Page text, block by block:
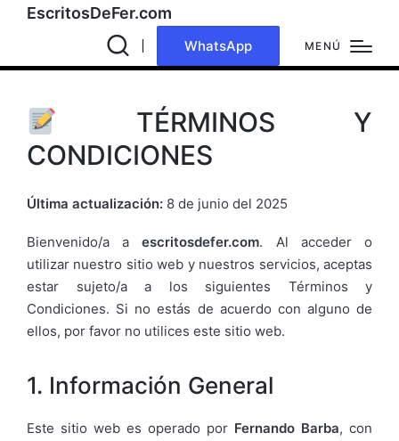
EscritosDeFer.com
WhatsApp MENÚ
TÉRMINOS Y
CONDICIONES
Última actualización: 8 de junio del 2025
Bienvenido/a aescritosdefer.com. Al acceder o
utilizar nuestro sitio web y nuestros servicios, aceptas
estar sujeto/a a los siguientes Términos y
Condiciones. Si no estás de acuerdo con alguno de
ellos, por favor no utilices este sitio web.
1. Información General
Este sitio web es operado por Fernando Barba, con